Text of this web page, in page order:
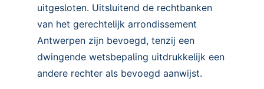
uitgesloten. Uitsluitend de rechtbanken
van het gerechtelijk arrondissement
Antwerpen zijn bevoegd, tenzij een
dwingende wetsbepaling uitdrukkelijk een
andere rechter als bevoegd aanwijst.